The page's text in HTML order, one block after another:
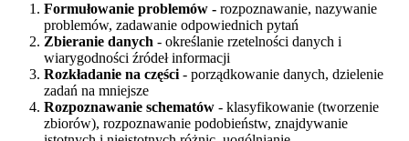
Formułowanie problemów - rozpoznawanie, nazywanie
problemów, zadawanie odpowiednich pytań
Zbieranie danych - określanie rzetelności danych i
wiarygodności źródeł informacji
Rozkładanie na części- porządkowanie danych, dzielenie
zadań na mniejsze
Rozpoznawanie schematów - klasyfikowanie (tworzenie
zbiorów), rozpoznawanie podobieństw, znajdywanie